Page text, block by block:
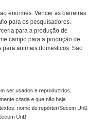
enormes. Vencer as barreiras
para os pesquisadores.
para a produção de
campo para a produção de
para animais domésticos. São
ser usados e reproduzidos,
citada e que não haja
nome do repórter/Secom UnB
UnB.